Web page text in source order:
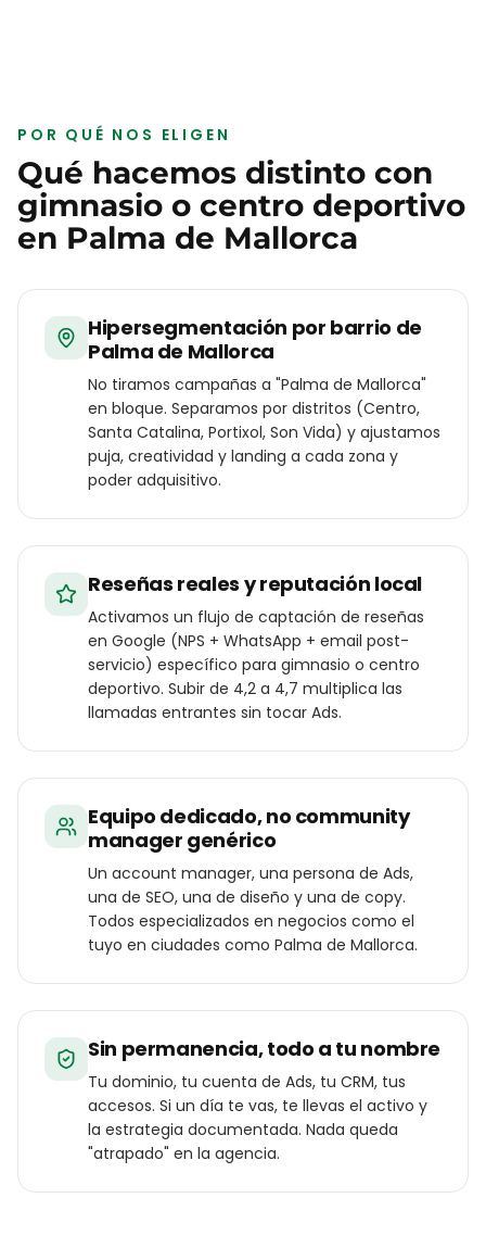
POR QUÉ NOS ELIGEN
Qué hacemos distinto con
gimnasio o centro deportivo
en Palma de Mallorca
Hipersegmentación por barrio de
Palma de Mallorca
No tiramos campañas a "Palma de Mallorca"
en bloque. Separamos por distritos (Centro,
Santa Catalina, Portixol, Son Vida) y ajustamos
puja, creatividad y landing a cada zona y
poder adquisitivo.
Reseñas reales y reputación local
Activamos un flujo de captación de reseñas
en Google (NPS + WhatsApp + email post-
servicio) específico para gimnasio o centro
deportivo. Subir de 4,2 a 4,7 multiplica las
llamadas entrantes sin tocar Ads.
Equipo dedicado, no community
manager genérico
Un account manager, una persona de Ads,
una de SEO, una de diseño y una de copy.
Todos especializados en negocios como el
tuyo en ciudades como Palma de Mallorca.
Sin permanencia, todo a tu nombre
Tu dominio, tu cuenta de Ads, tu CRM, tus
accesos. Si un día te vas, te llevas el activo y
la estrategia documentada. Nada queda
"atrapado" en la agencia.